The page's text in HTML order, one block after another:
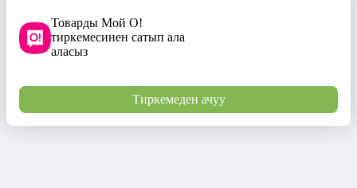
Товарды Мой О!
тиркемесинен сатып ала
аласыз
Тиркемеден ачуу